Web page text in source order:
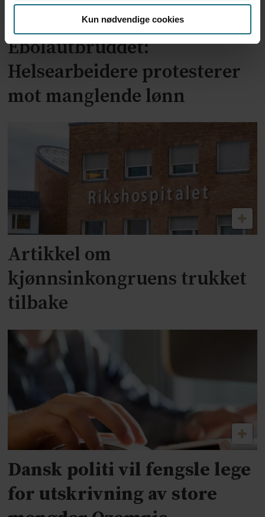
Kun nødvendige cookies
Ebolautbruddet:
Helsearbeidere protesterer
mot manglende lønn
Artikkel om
kjønnsinkongruens trukket
tilbake
Dansk politi vil fengsle lege
for utskrivning av store